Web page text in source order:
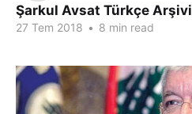
Şarkul Avsat Türkçe Arşivi
27 Tem 2018 • 8 min read